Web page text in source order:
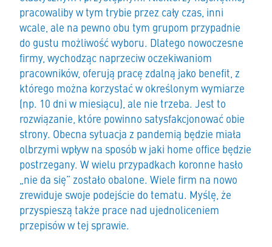
pracowaliby w tym trybie przez cały czas, inni
wcale, ale na pewno obu tym grupom przypadnie
do gustu możliwość wyboru. Dlatego nowoczesne
firmy, wychodząc naprzeciw oczekiwaniom
pracowników, oferują pracę zdalną jako benefit, z
którego można korzystać w określonym wymiarze
(np. 10 dni w miesiącu), ale nie trzeba. Jest to
rozwiązanie, które powinno satysfakcjonować obie
strony. Obecna sytuacja z pandemią będzie miała
olbrzymi wpływ na sposób w jaki home office będzie
postrzegany. W wielu przypadkach koronne hasło
„nie da się” zostało obalone. Wiele firm na nowo
zrewiduje swoje podejście do tematu. Myślę, że
przyspieszą także prace nad ujednoliceniem
przepisów w tej sprawie.